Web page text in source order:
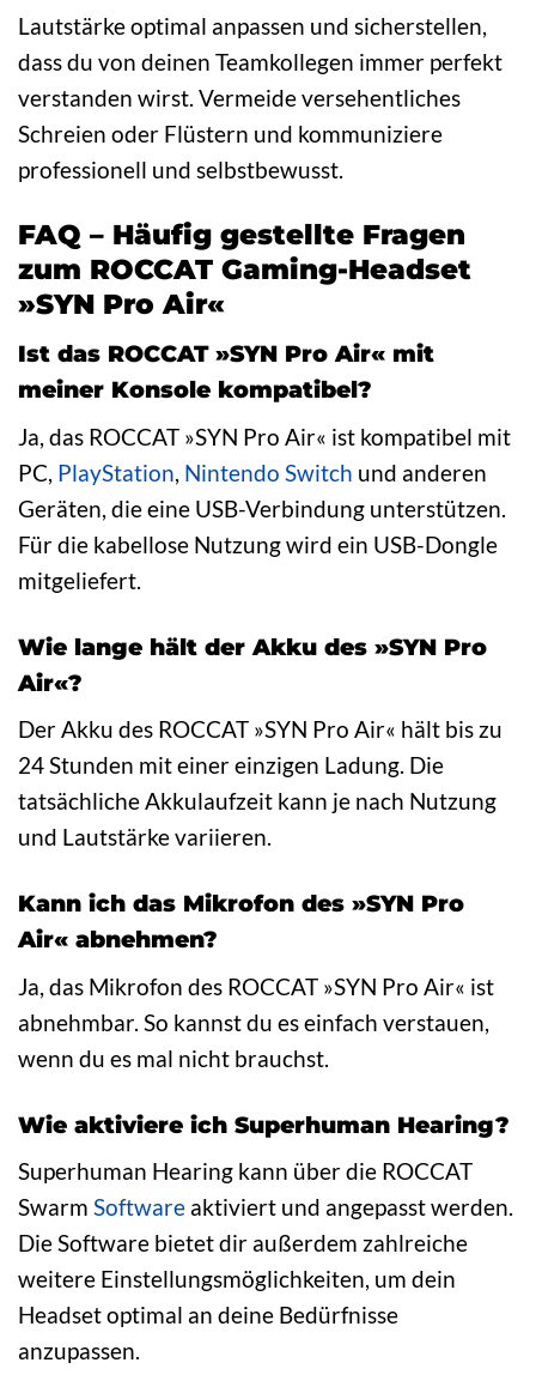
Lautstärke optimal anpassen und sicherstellen,
dass du von deinen Teamkollegen immer perfekt
verstanden wirst. Vermeide versehentliches
Schreien oder Flüstern und kommuniziere
professionell und selbstbewusst.
FAQ – Häufig gestellte Fragen
zum ROCCAT Gaming-Headset
»SYN Pro Air«
Ist das ROCCAT »SYN Pro Air« mit
meiner Konsole kompatibel?
Ja, das ROCCAT »SYN Pro Air« ist kompatibel mit
PC, PlayStation, Nintendo Switch und anderen
Geräten, die eine USB-Verbindung unterstützen.
Für die kabellose Nutzung wird ein USB-Dongle
mitgeliefert.
Wie lange hält der Akku des »SYN Pro
Air«?
Der Akku des ROCCAT »SYN Pro Air« hält bis zu
24 Stunden mit einer einzigen Ladung. Die
tatsächliche Akkulaufzeit kann je nach Nutzung
und Lautstärke variieren.
Kann ich das Mikrofon des »SYN Pro
Air« abnehmen?
Ja, das Mikrofon des ROCCAT »SYN Pro Air« ist
abnehmbar. So kannst du es einfach verstauen,
wenn du es mal nicht brauchst.
Wie aktiviere ich Superhuman Hearing?
Superhuman Hearing kann über die ROCCAT
Swarm Software aktiviert und angepasst werden.
Die Software bietet dir außerdem zahlreiche
weitere Einstellungsmöglichkeiten, um dein
Headset optimal an deine Bedürfnisse
anzupassen.